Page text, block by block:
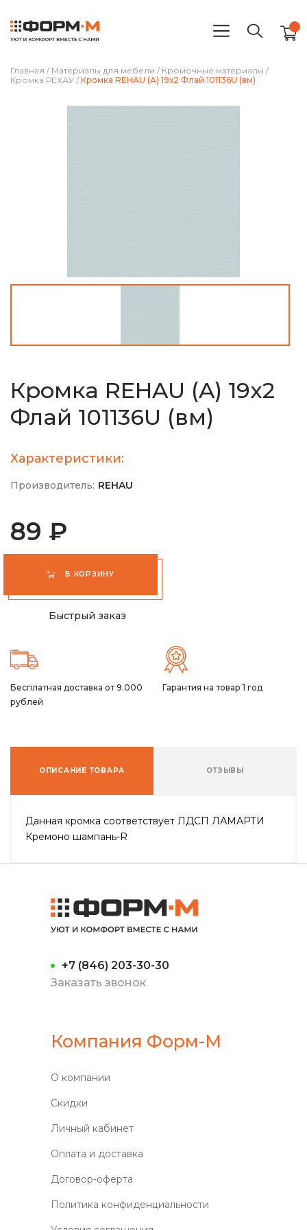
Главная / Материалы для мебели / Кромочные материалы /
Кромка РЕХАУ / Кромка REHAU (A) 19х2 Флай 101136U (вм)
Кромка REHAU (A) 19х2
Флай 101136U (вм)
Характеристики:
Производитель: REHAU
89 ₽
В КОРЗИНУ
Быстрый заказ
Бесплатная доставка от 9.000
рублей
Гарантия на товар 1 год
ОПИСАНИЕ ТОВАРА ОТЗЫВЫ
Данная кромка соответствует ЛДСП ЛАМАРТИ
Кремоно шампань-R
+7 (846) 203-30-30
Заказать звонок
Компания Форм-М
О компании
Скидки
Личный кабинет
Оплата и доставка
Договор-оферта
Политика конфиденциальности